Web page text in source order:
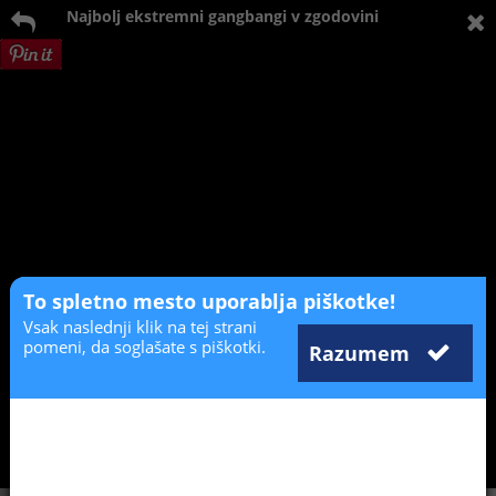
Najbolj ekstremni gangbangi v zgodovini
To spletno mesto uporablja piškotke!
Razumem
Vsak naslednji klik na tej strani
pomeni, da soglašate s piškotki.